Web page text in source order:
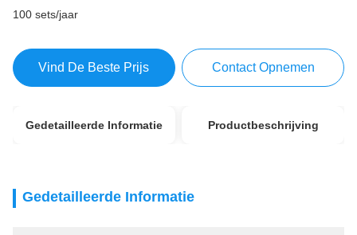
100 sets/jaar
Vind De Beste Prijs Contact Opnemen
Gedetailleerde Informatie Productbeschrijving
Gedetailleerde Informatie